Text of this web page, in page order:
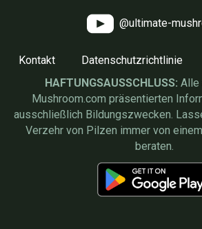
@ultimate-
Kontakt Datenschutzrichtlinie
HAFTUNGSAUSSCHLUSS: Alle
Mushroom.com präsentierten
ausschließlich Bildungszwecken.
Verzehr von Pilzen immer von
beraten.